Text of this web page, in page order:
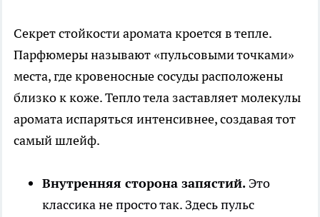
Секрет стойкости аромата кроется в тепле.
Парфюмеры называют «пульсовыми точками»
места, где кровеносные сосуды расположены
близко к коже. Тепло тела заставляет молекулы
аромата испаряться интенсивнее, создавая тот
самый шлейф.
Внутренняя сторона запястий. Это
классика не просто так. Здесь пульс